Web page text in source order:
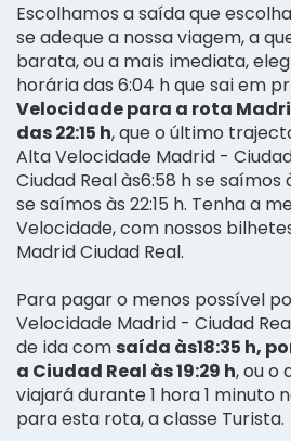
Escolhamos a saída que
se adeque a nossa viagem, a
barata, ou a mais imediata,
horária das 6:04 h que sai em
Velocidade para a rota
das 22:15 h, que o último
Alta Velocidade Madrid -
Ciudad Real às6:58 h se saímos
se saímos às 22:15 h. Tenha a
Velocidade, com nossos
Madrid Ciudad Real.
Para pagar o menos possível
Velocidade Madrid - Ciudad
de ida comsaída às18:35 h,
a Ciudad Real às 19:29 h, ou o
viajará durante 1 hora 1 minuto
para esta rota, a classe Turista.